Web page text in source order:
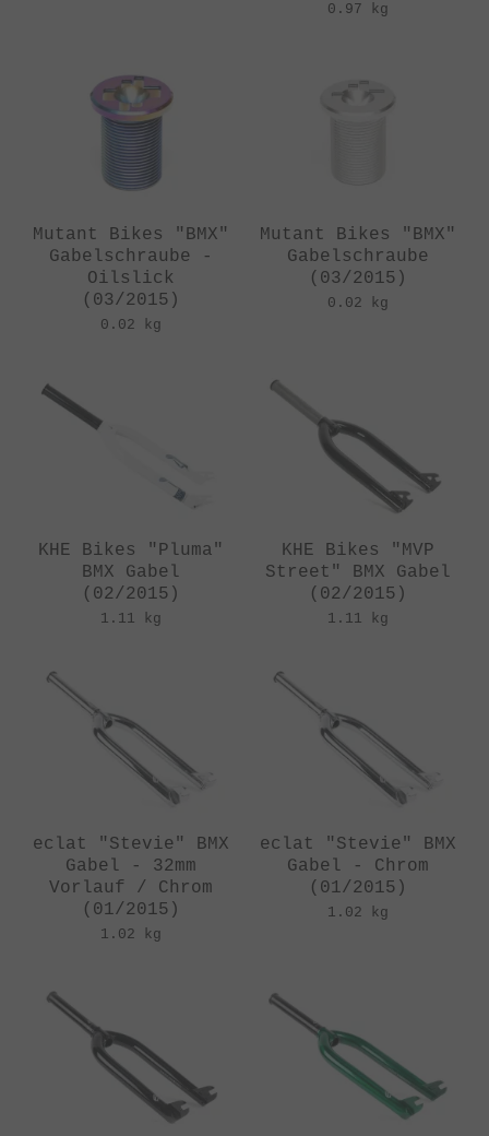
0.97 kg
Mutant Bikes "BMX"
Gabelschraube -
Oilslick
(03/2015)
0.02 kg
Mutant Bikes "BMX"
Gabelschraube
(03/2015)
0.02 kg
KHE Bikes "Pluma"
BMX Gabel
(02/2015)
1.11 kg
KHE Bikes "MVP
Street" BMX Gabel
(02/2015)
1.11 kg
eclat "Stevie" BMX
Gabel - 32mm
Vorlauf / Chrom
(01/2015)
1.02 kg
eclat "Stevie" BMX
Gabel - Chrom
(01/2015)
1.02 kg